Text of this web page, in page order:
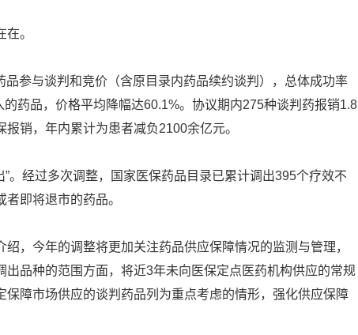
。
品参与谈判和竞价（含原目录内药品续约谈判），总体成功率
药品，价格平均降幅达60.1%。协议期内275种谈判药报销1.8
销，年内累计为患者减负2100余亿元。
”。经过多次调整，国家医保药品目录已累计调出395个疗效不
即将退市的药品。
绍，今年的调整将更加关注药品供应保障情况的监测与管理，
出品种的范围方面，将近3年未向医保定点医药机构供应的常规
保障市场供应的谈判药品列为重点考虑的情形，强化供应保障